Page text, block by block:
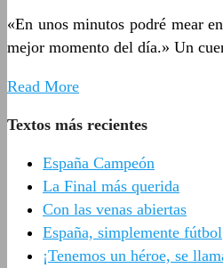
«En unos minutos podré mear
mejor momento del día.» Un
Read More
Textos más recientes
España Campeón
La Final más querida
Con las venas abiertas
España, simplemente fútbol
¡Tenemos un héroe, se